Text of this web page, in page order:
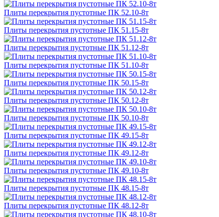
Плиты перекрытия пустотные ПК 52.10-8т
Плиты перекрытия пустотные ПК 51.15-8т
Плиты перекрытия пустотные ПК 51.12-8т
Плиты перекрытия пустотные ПК 51.10-8т
Плиты перекрытия пустотные ПК 50.15-8т
Плиты перекрытия пустотные ПК 50.12-8т
Плиты перекрытия пустотные ПК 50.10-8т
Плиты перекрытия пустотные ПК 49.15-8т
Плиты перекрытия пустотные ПК 49.12-8т
Плиты перекрытия пустотные ПК 49.10-8т
Плиты перекрытия пустотные ПК 48.15-8т
Плиты перекрытия пустотные ПК 48.12-8т